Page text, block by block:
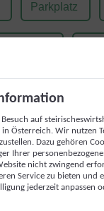
Parkplatz
Zahlungsarten
VISA
auf
in Österreich. Wir nutzen
Dazu gehören
Ihrer
nicht zwingend
Service zu bieten
jederzeit anpassen